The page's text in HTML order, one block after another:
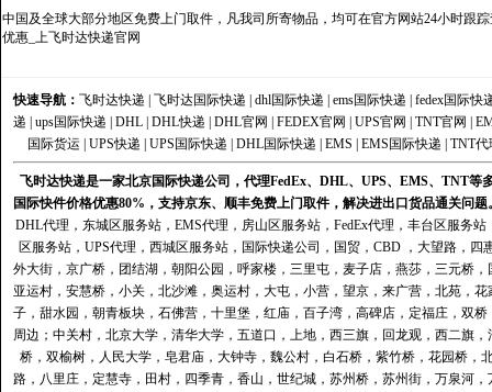
中国及全球大部分地区免费上门取件，凡我司所寄物品，均可在官方网站24小时跟
优惠_上飞时达快递官网
快速导航： 飞时达快递 飞时达国际快递 dhl国际快递 ems国际快递
fedex国际快
递
ups国际快递 DHL DHL快递 DHL官网 FEDEX官网 UPS官网 TNT官网
国际货运| UPS快递 UPS国际快递 DHL国际快递 EMS EMS国际快递 TNT代
飞时达快递是一家北京国际快递公司，代理FedEx、DHL、UPS、EMS、TNT
国际快件价格优惠80%，支持京东、顺丰免费上门取件，解决进出口货品通关问题
DHL代理 ， 东城区服务站 ， EMS代理 ， 房山区服务站 ， FedEx代理 ， 丰台区服务站
区服务站， UPS代理 ， 西城区服务站， 国际快递公司 ，国贸，CBD ，大望路，
外大街，京广桥，团结湖，朝阳公园，呼家楼，三里屯，麦子店，燕莎，三元桥
亚运村，安慧桥，小关，北沙滩，奥运村，大屯，小营，望京，来广营，北苑，
子，甜水园，朝青板块，石佛营，十里堡，红庙，百子湾，高碑店，定福庄，双
周边；中关村，北京大学，清华大学，五道口，上地，西三旗，回龙观，西二旗
桥，双榆树，人民大学，皂君庙，大钟寺，魏公村，白石桥，紫竹桥，花园桥
路，八里庄，定慧寺，田村，四季青，香山，世纪城，苏州桥，苏州街，万泉河